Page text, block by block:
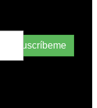
Suscríbeme